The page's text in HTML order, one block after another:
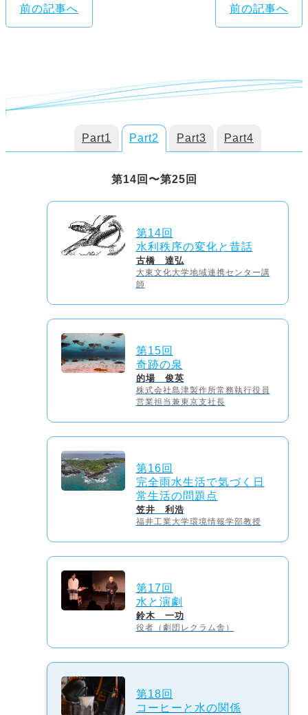
前の記事へ 前の記事へ
Part1 Part2 Part3 Part4
第14回〜第25回
第14回
水利秩序の変化と昔話
古橋 達弘
大東文化大学地域連携センター講
師
第15回
奇跡の泉
的場 俊英
株式会社島津製作所常務執行役員
営業担当兼東京支社長
第16回
完全雨水生活で気づく日
常生活の問題点
笠井 利浩
福井工業大学環境情報学部教授
第17回
水と演劇
鈴木 一功
役者（劇団レクラム舎）
第18回
コーヒーと水の関係